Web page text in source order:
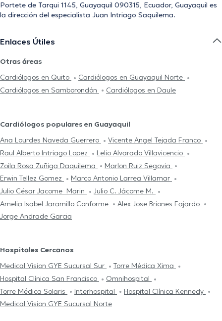
Portete de Tarqui 1145, Guayaquil 090315, Ecuador, Guayaquil es
la dirección del especialista Juan Intriago Saquilema.
Enlaces Útiles
Otras áreas
Cardiólogos en Quito
Cardiólogos en Guayaquil Norte
Cardiólogos en Samborondón
Cardiólogos en Daule
Cardiólogos populares en Guayaquil
Ana Lourdes Naveda Guerrero
Vicente Angel Tejada Franco
Raul Alberto Intriago Lopez
Lelio Alvarado Villavicencio
Zoila Rosa Zuñiga Daquilema
Marlon Ruiz Segovia
Erwin Tellez Gomez
Marco Antonio Larrea Villamar
Julio César Jacome Marin
Julio C. Jácome M.
Amelia Isabel Jaramillo Conforme
Alex Jose Briones Fajardo
Jorge Andrade Garcia
Hospitales Cercanos
Medical Vision GYE Sucursal Sur
Torre Médica Xima
Hospital Clínica San Francisco
Omnihospital
Torre Médica Solaris
Interhospital
Hospital Clínica Kennedy
Medical Vision GYE Sucursal Norte